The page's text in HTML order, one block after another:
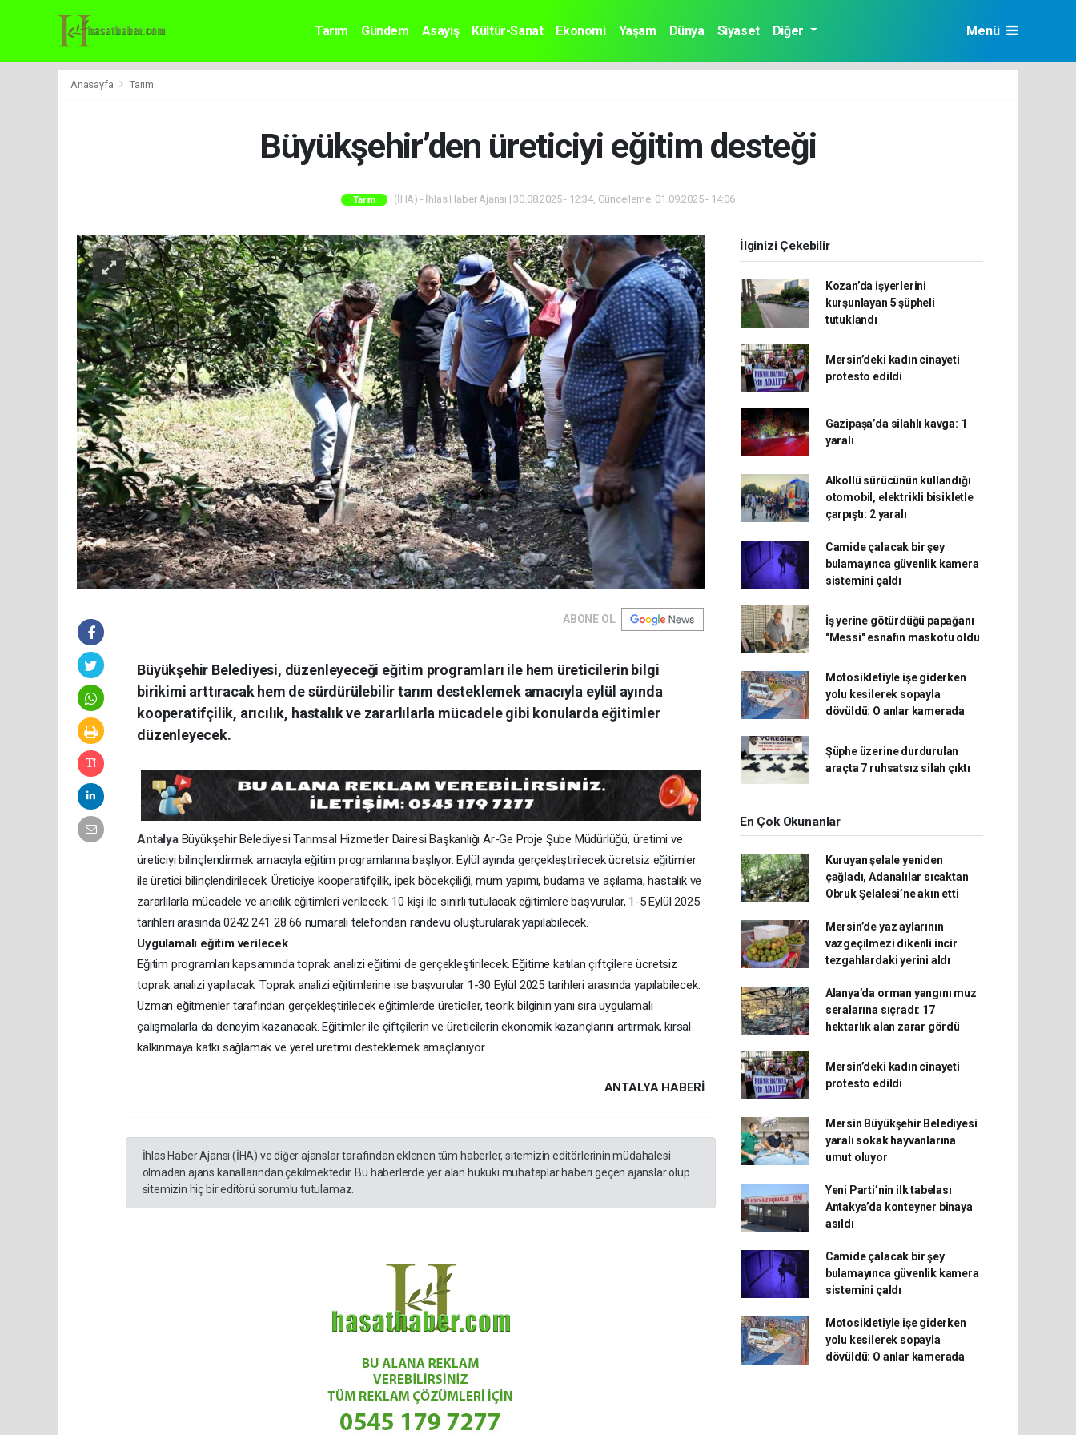
Tarım Gündem Asayiş Kültür-Sanat Ekonomi Yaşam Dünya Siyaset Diğer Menü
Anasayfa Tarım
Büyükşehir’den üreticiyi eğitim desteği
Tarım (İHA) - İhlas Haber Ajansı | 30.08.2025 - 12:34, Güncelleme: 01.09.2025 - 14:06
ABONE OL
Büyükşehir Belediyesi, düzenleyeceği eğitim programları ile hem üreticilerin bilgi
birikimi arttıracak hem de sürdürülebilir tarım desteklemek amacıyla eylül ayında
kooperatifçilik, arıcılık, hastalık ve zararlılarla mücadele gibi konularda eğitimler
düzenleyecek.
Antalya Büyükşehir Belediyesi Tarımsal Hizmetler Dairesi Başkanlığı Ar-Ge Proje Şube Müdürlüğü, üretimi ve
üreticiyi bilinçlendirmek amacıyla eğitim programlarına başlıyor. Eylül ayında gerçekleştirilecek ücretsiz eğitimler
ile üretici bilinçlendirilecek. Üreticiye kooperatifçilik, ipek böcekçiliği, mum yapımı, budama ve aşılama, hastalık ve
zararlılarla mücadele ve arıcılık eğitimleri verilecek. 10 kişi ile sınırlı tutulacak eğitimlere başvurular, 1-5 Eylül 2025
tarihleri arasında 0242 241 28 66 numaralı telefondan randevu oluşturularak yapılabilecek.
Uygulamalı eğitim verilecek
Eğitim programları kapsamında toprak analizi eğitimi de gerçekleştirilecek. Eğitime katılan çiftçilere ücretsiz
toprak analizi yapılacak. Toprak analizi eğitimlerine ise başvurular 1-30 Eylül 2025 tarihleri arasında yapılabilecek.
Uzman eğitmenler tarafından gerçekleştirilecek eğitimlerde üreticiler, teorik bilginin yanı sıra uygulamalı
çalışmalarla da deneyim kazanacak. Eğitimler ile çiftçilerin ve üreticilerin ekonomik kazançlarını artırmak, kırsal
kalkınmaya katkı sağlamak ve yerel üretimi desteklemek amaçlanıyor.
ANTALYA HABERİ
İhlas Haber Ajansı (İHA) ve diğer ajanslar tarafından eklenen tüm haberler, sitemizin editörlerinin müdahalesi
olmadan ajans kanallarından çekilmektedir. Bu haberlerde yer alan hukuki muhataplar haberi geçen ajanslar olup
sitemizin hiç bir editörü sorumlu tutulamaz.
İlginizi Çekebilir
Kozan’da işyerlerini
kurşunlayan 5 şüpheli
tutuklandı
Mersin’deki kadın cinayeti
protesto edildi
Gazipaşa’da silahlı kavga: 1
yaralı
Alkollü sürücünün kullandığı
otomobil, elektrikli bisikletle
çarpıştı: 2 yaralı
Camide çalacak bir şey
bulamayınca güvenlik kamera
sistemini çaldı
İş yerine götürdüğü papağanı
"Messi" esnafın maskotu oldu
Motosikletiyle işe giderken
yolu kesilerek sopayla
dövüldü: O anlar kamerada
Şüphe üzerine durdurulan
araçta 7 ruhsatsız silah çıktı
En Çok Okunanlar
Kuruyan şelale yeniden
çağladı, Adanalılar sıcaktan
Obruk Şelalesi’ne akın etti
Mersin’de yaz aylarının
vazgeçilmezi dikenli incir
tezgahlardaki yerini aldı
Alanya’da orman yangını muz
seralarına sıçradı: 17
hektarlık alan zarar gördü
Mersin’deki kadın cinayeti
protesto edildi
Mersin Büyükşehir Belediyesi
yaralı sokak hayvanlarına
umut oluyor
Yeni Parti’nin ilk tabelası
Antakya’da konteyner binaya
asıldı
Camide çalacak bir şey
bulamayınca güvenlik kamera
sistemini çaldı
Motosikletiyle işe giderken
yolu kesilerek sopayla
dövüldü: O anlar kamerada